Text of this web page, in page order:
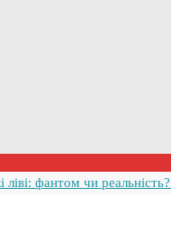
фантом чи